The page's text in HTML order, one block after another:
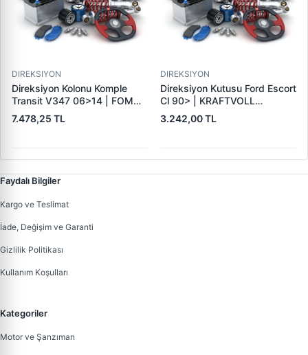
DIREKSIYON
Direksiyon Kolonu Komple
Transit V347 06>14 | FOM
CC113C529AA | OEM CC11
3C529 AA 1800530
7.478,25 TL
DIREKSIYON
Direksiyon Kutusu Ford Escort
Cl 90> | KRAFTVOLL
01050046 | OEM 95AB
3A500 ED 6496277
3.242,00 TL
Faydalı Bilgiler
Kargo ve Teslimat
İade, Değişim ve Garanti
Gizlilik Politikası
Kullanım Koşulları
Kategoriler
Motor ve Şanzıman